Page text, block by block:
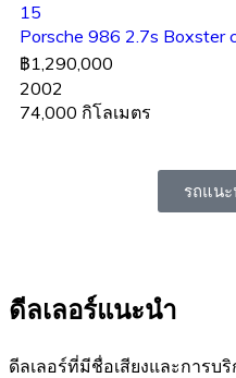
15
Porsche 986 2.7s Boxster
฿1,290,000
2002
74,000 กิโลเมตร
รถแน
ดีลเลอร์แนะนำ​
ดีลเลอร์ที่มีชื่อเสียงและการบ